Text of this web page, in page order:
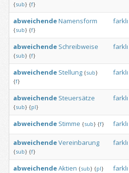
{sub} {f}
abweichendeNamensform
{sub} {f}
farklı
abweichende Schreibweise
{sub} {f}
farklı
abweichende Stellung {sub}
{f}
farklı
abweichende Steuersätze
{sub} {pl}
farklı
abweichende Stimme {sub} {f} farklı
abweichendeVereinbarung
{sub} {f}
farklı
abweichendeAktien {sub} {pl} farklı